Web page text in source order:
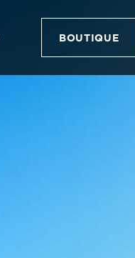
BOUTIQUE